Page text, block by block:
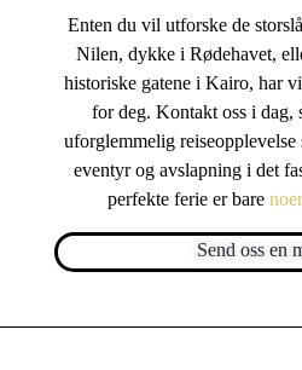
Enten du vil utforske de
Nilen, dykke i Rødehavet,
historiske gatene i Kairo, har
for deg. Kontakt oss i dag,
uforglemmelig
eventyr og avslapning i det
perfekte ferie er bare
Send oss en